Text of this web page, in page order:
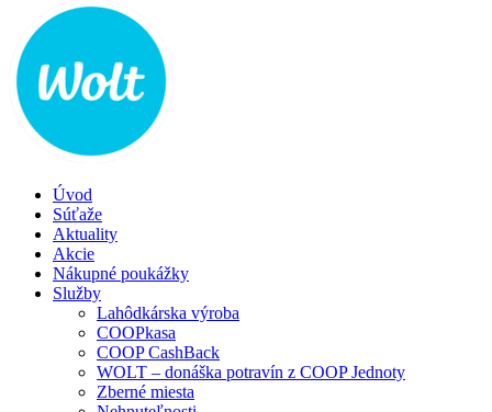
Úvod
Súťaže
Aktuality
Akcie
Nákupné poukážky
Služby
Lahôdkárska výroba
COOPkasa
COOP CashBack
WOLT – donáška potravín z COOP Jednoty
Zberné miesta